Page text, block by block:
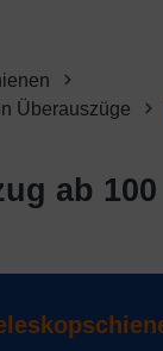
Überauszüge
ab